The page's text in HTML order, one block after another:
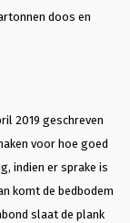
doos en
2019 geschreven
voor hoe goed
indien er sprake is
komt de bedbodem
slaat de plank